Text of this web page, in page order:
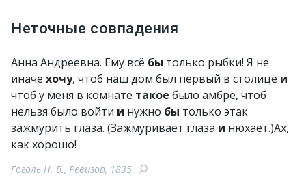
Неточные совпадения
Анна Андреевна. Ему всё бы только рыбки! Я не
иначе хочу, чтоб наш дом был первый в столице и
чтоб у меня в комнате такое было амбре, чтоб
нельзя было войти и нужно бы только этак
зажмурить глаза. (Зажмуривает глаза и нюхает.)Ах,
как хорошо!
Гоголь Н. В., Ревизор, 1835